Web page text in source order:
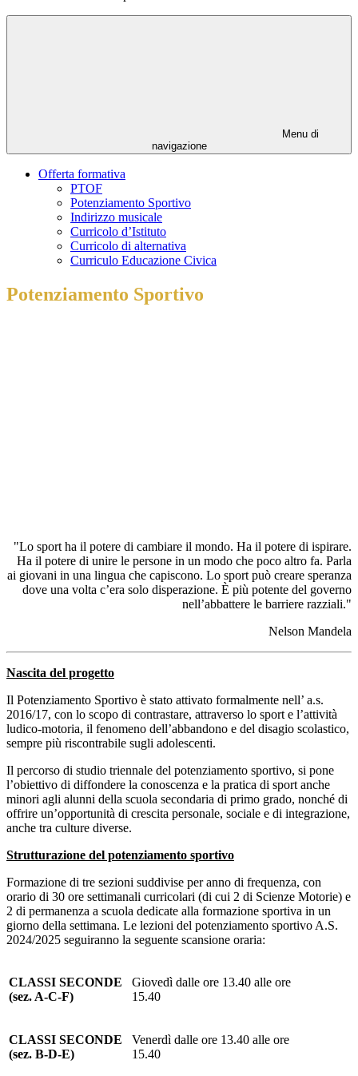
Menu di
navigazione
Offerta formativa
PTOF
Potenziamento Sportivo
Indirizzo musicale
Curricolo d’Istituto
Curricolo di alternativa
Curriculo Educazione Civica
Potenziamento Sportivo
"Lo sport ha il potere di cambiare il mondo. Ha il potere di ispirare.
Ha il potere di unire le persone in un modo che poco altro fa. Parla
ai giovani in una lingua che capiscono. Lo sport può creare speranza
dove una volta c’era solo disperazione. È più potente del governo
nell’abbattere le barriere razziali."
Nelson Mandela
Nascita del progetto
Il Potenziamento Sportivo è stato attivato formalmente nell’ a.s.
2016/17, con lo scopo di contrastare, attraverso lo sport e l’attività
ludico-motoria, il fenomeno dell’abbandono e del disagio scolastico,
sempre più riscontrabile sugli adolescenti.
Il percorso di studio triennale del potenziamento sportivo, si pone
l’obiettivo di diffondere la conoscenza e la pratica di sport anche
minori agli alunni della scuola secondaria di primo grado, nonché di
offrire un’opportunità di crescita personale, sociale e di integrazione,
anche tra culture diverse.
Strutturazione del potenziamento sportivo
Formazione di tre sezioni suddivise per anno di frequenza, con
orario di 30 ore settimanali curricolari (di cui 2 di Scienze Motorie) e
2 di permanenza a scuola dedicate alla formazione sportiva in un
giorno della settimana. Le lezioni del potenziamento sportivo A.S.
2024/2025 seguiranno la seguente scansione oraria:
CLASSI SECONDE
(sez. A-C-F)
Giovedì dalle ore 13.40 alle ore
15.40
CLASSI SECONDE
(sez. B-D-E)
Venerdì dalle ore 13.40 alle ore
15.40